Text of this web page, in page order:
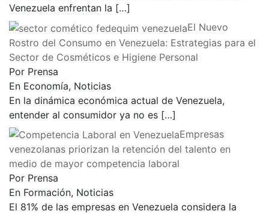
Venezuela enfrentan la […]
El Nuevo
Rostro del Consumo en Venezuela: Estrategias para el
Sector de Cosméticos e Higiene Personal
Por Prensa
En Economía, Noticias
En la dinámica económica actual de Venezuela,
entender al consumidor ya no es […]
Empresas
venezolanas priorizan la retención del talento en
medio de mayor competencia laboral
Por Prensa
En Formación, Noticias
El 81% de las empresas en Venezuela considera la